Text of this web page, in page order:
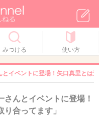
みつける 使い方
イベントに登場！矢口真里とは
んとイベントに登場！
合ってます」